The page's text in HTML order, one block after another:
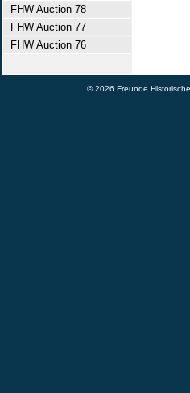
FHW Auction 78
FHW Auction 77
FHW Auction 76
© 2026 Freunde